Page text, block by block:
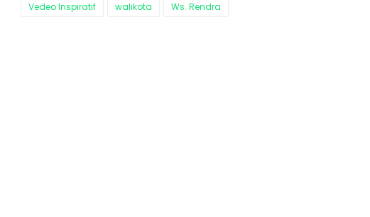
Vedeo Inspiratif
walikota Ws. Rendra